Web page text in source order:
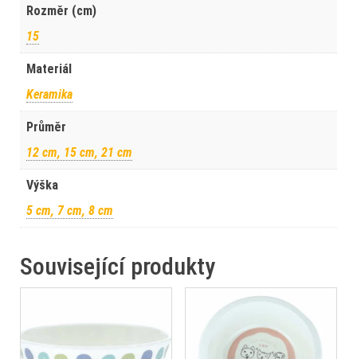
Rozměr (cm)
15
Materiál
Keramika
Průměr
12 cm, 15 cm, 21 cm
Výška
5 cm, 7 cm, 8 cm
Související produkty